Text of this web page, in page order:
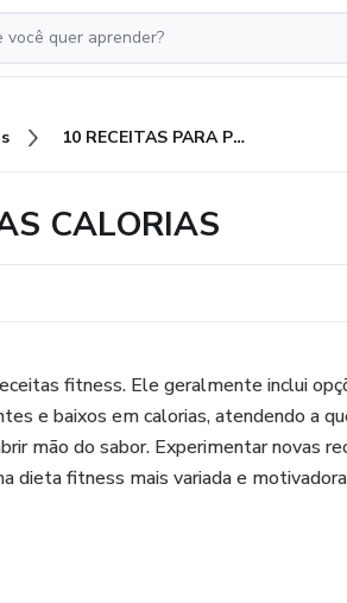
10 RECEITAS PARA PERDER AS CALORIAS
CALORIAS
fitness. Ele geralmente inclui
e baixos em calorias, atendendo a
mão do sabor. Experimentar novas
dieta fitness mais variada e